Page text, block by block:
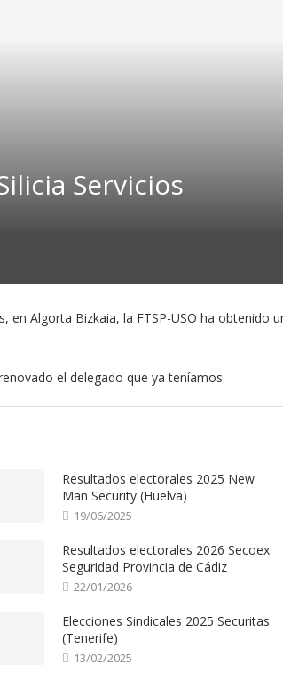
Servicios
en Algorta Bizkaia, la FTSP-USO ha obtenido
el delegado que ya teníamos.
Resultados electorales 2025 New
Man Security (Huelva)
19/06/2025
Resultados electorales 2026 Secoex
Seguridad Provincia de Cádiz
22/01/2026
Elecciones Sindicales 2025 Securitas
(Tenerife)
13/02/2025